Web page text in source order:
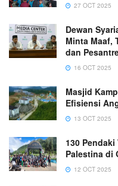
27 OCT 2025
Dewan
Minta Maaf,
dan
16 OCT 2025
Masjid
Efisiensi
13 OCT 2025
130
Palestina di
12 OCT 2025